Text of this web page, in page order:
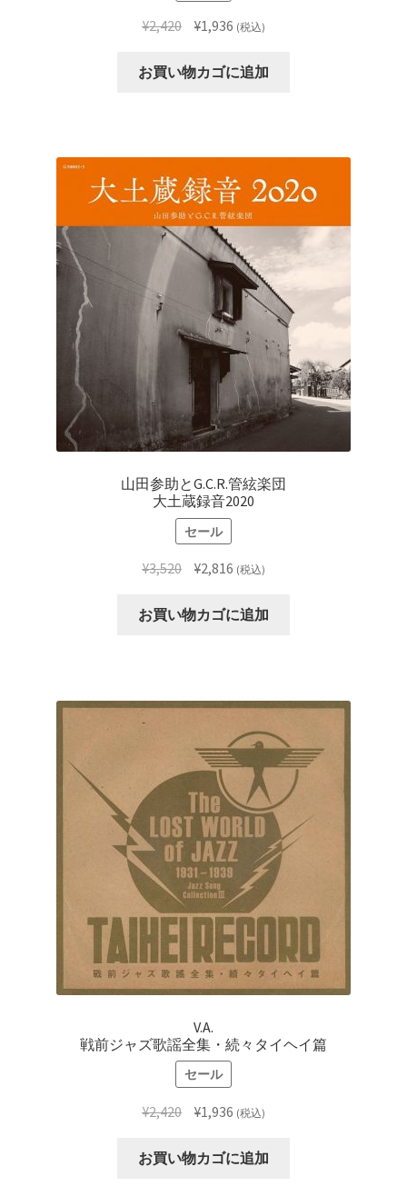
¥2,420
元
価
で
し
た。
¥1,936現
の
¥1,936
で
す。
(税込)
お買い物カゴに追加
山田参助とG.C.R.管絃楽団
大土蔵録音2020
セール
¥3,520
元
価
で
た。
¥2,816現
の
¥2,816
す。
(税込)
お買い物カゴに追加
V.A.
戦前ジャズ歌謡全集・続々タイヘイ篇
セール
¥2,420
元
価
¥1,936現
の
(税込)
お買い物カゴに追加